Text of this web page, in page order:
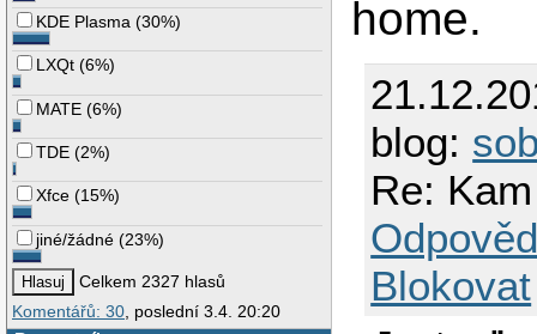
KDE Plasma (30%)
LXQt (6%)
MATE (6%)
TDE (2%)
Xfce (15%)
jiné/žádné (23%)
Celkem 2327 hlasů
Komentářů: 30, poslední 3.4. 20:20
home.
blog:
Re:
Blokovat